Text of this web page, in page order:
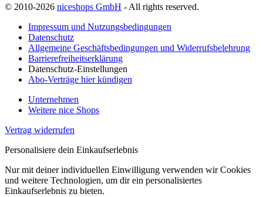
© 2010-2026 niceshops GmbH - All rights reserved.
Impressum und Nutzungsbedingungen
Datenschutz
Allgemeine Geschäftsbedingungen und Widerrufsbelehrung
Barrierefreiheitserklärung
Datenschutz-Einstellungen
Abo-Verträge hier kündigen
Unternehmen
Weitere nice Shops
Vertrag widerrufen
Personalisiere dein Einkaufserlebnis
Nur mit deiner individuellen Einwilligung verwenden wir Cookies
und weitere Technologien, um dir ein personalisiertes
Einkaufserlebnis zu bieten.